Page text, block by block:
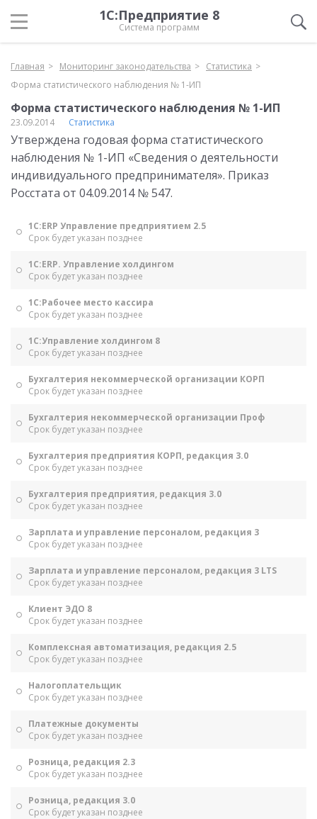
1С:Предприятие 8
Система программ
Главная Мониторинг законодательства
Статистика
Форма статистического наблюдения № 1-ИП
Форма статистического наблюдения № 1-ИП
23.09.2014 Статистика
Утверждена годовая форма статистического
наблюдения № 1-ИП «Сведения о деятельности
индивидуального предпринимателя». Приказ
Росстата от 04.09.2014 № 547.
1С:ERP Управление предприятием 2.5
Срок будет указан позднее
1С:ERP. Управление холдингом
Срок будет указан позднее
1С:Рабочее место кассира
Срок будет указан позднее
1С:Управление холдингом 8
Срок будет указан позднее
Бухгалтерия некоммерческой организации КОРП
Срок будет указан позднее
Бухгалтерия некоммерческой организации Проф
Срок будет указан позднее
Бухгалтерия предприятия КОРП, редакция 3.0
Срок будет указан позднее
Бухгалтерия предприятия, редакция 3.0
Срок будет указан позднее
Зарплата и управление персоналом, редакция 3
Срок будет указан позднее
Зарплата и управление персоналом, редакция 3 LTS
Срок будет указан позднее
Клиент ЭДО 8
Срок будет указан позднее
Комплексная автоматизация, редакция 2.5
Срок будет указан позднее
Налогоплательщик
Срок будет указан позднее
Платежные документы
Срок будет указан позднее
Розница, редакция 2.3
Срок будет указан позднее
Розница, редакция 3.0
Срок будет указан позднее